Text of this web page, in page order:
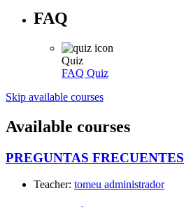
FAQ
Quiz
FAQ Quiz
Skip available courses
Available courses
PREGUNTAS FRECUENTES
Teacher: tomeu administrador